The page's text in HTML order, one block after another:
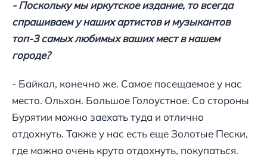
- Поскольку мы иркутское издание, то всегда
спрашиваем у наших артистов и музыкантов
топ-3 самых любимых ваших мест в нашем
городе?
- Байкал, конечно же. Самое посещаемое у нас
место. Ольхон. Большое Голоустное. Со стороны
Бурятии можно заехать туда и отлично
отдохнуть. Также у нас есть еще Золотые Пески,
где можно очень круто отдохнуть, покупаться.